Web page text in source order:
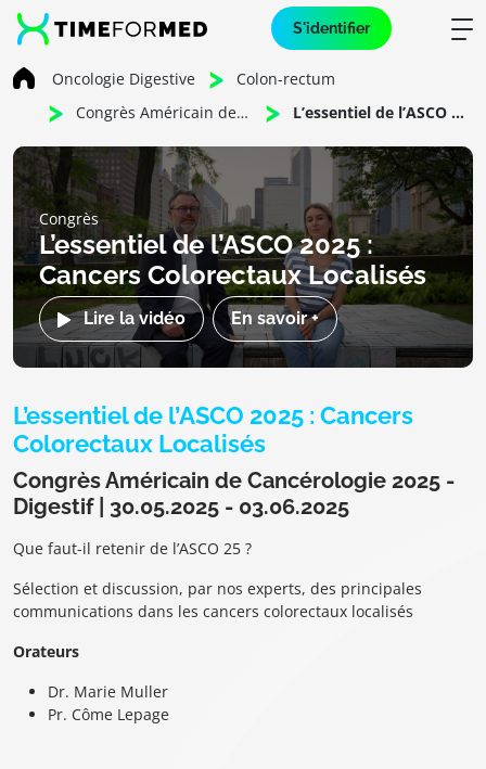
S'identifier
Oncologie Digestive
Colon-rectum
Congrès Américain de Cancérologie 2025 - Digestif
L’essentiel de l’ASCO 2025 : Cancers Colorectaux Localisés
Congrès
L’essentiel de l’ASCO 2025 :
Cancers Colorectaux Localisés
Lire la vidéo En savoir +
L’essentiel de l’ASCO 2025 : Cancers
Colorectaux Localisés
Congrès Américain de Cancérologie 2025 -
Digestif | 30.05.2025 - 03.06.2025
Que faut-il retenir de l’ASCO 25 ?
Sélection et discussion, par nos experts, des principales
communications dans les cancers colorectaux localisés
Orateurs
Dr. Marie Muller
Pr. Côme Lepage